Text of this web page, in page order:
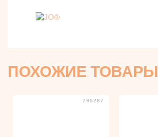
ПОХОЖИЕ ТОВАРЫ
795287